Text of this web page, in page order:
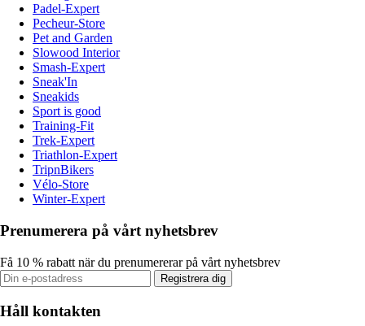
Padel-Expert
Pecheur-Store
Pet and Garden
Slowood Interior
Smash-Expert
Sneak'In
Sneakids
Sport is good
Training-Fit
Trek-Expert
Triathlon-Expert
TripnBikers
Vélo-Store
Winter-Expert
Prenumerera på vårt nyhetsbrev
Få 10 % rabatt när du prenumererar på vårt nyhetsbrev
Registrera dig
Håll kontakten